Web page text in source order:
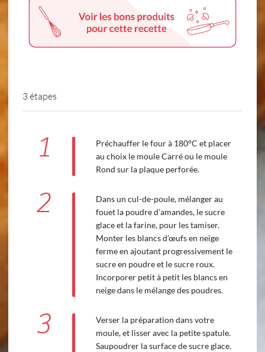
3 étapes
1
Préchauffer le four à 180°C et placer
au choix le moule Carré ou le moule
Rond sur la plaque perforée.
2
Dans un cul-de-poule, mélanger au
fouet la poudre d’amandes, le sucre
glace et la farine, pour les tamiser.
Monter les blancs d’œufs en neige
ferme en ajoutant progressivement le
sucre en poudre et le sucre roux.
Incorporer petit à petit les blancs en
neige dans le mélange des poudres.
3
Verser la préparation dans votre
moule, et lisser avec la petite spatule.
Saupoudrer la surface de sucre glace.